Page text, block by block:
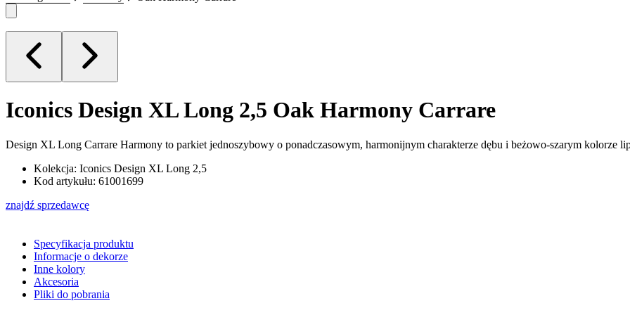
Iconics Design XL Long 2,5 Oak Harmony Carrare
Design XL Long Carrare Harmony to parkiet jednoszybowy o ponadczasowym, harmonijnym charakterze dębu i beżowo-szarym kolorze
Kolekcja: Iconics Design XL Long 2,5
Kod artykułu: 61001699
znajdź sprzedawcę
Specyfikacja produktu
Informacje o dekorze
Inne kolory
Akcesoria
Pliki do pobrania